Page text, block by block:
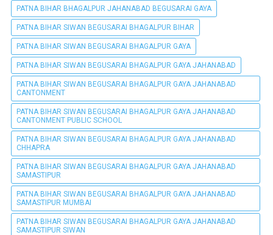
PATNA BIHAR BHAGALPUR JAHANABAD BEGUSARAI GAYA
PATNA BIHAR SIWAN BEGUSARAI BHAGALPUR BIHAR
PATNA BIHAR SIWAN BEGUSARAI BHAGALPUR GAYA
PATNA BIHAR SIWAN BEGUSARAI BHAGALPUR GAYA JAHANABAD
PATNA BIHAR SIWAN BEGUSARAI BHAGALPUR GAYA JAHANABAD
CANTONMENT
PATNA BIHAR SIWAN BEGUSARAI BHAGALPUR GAYA JAHANABAD
CANTONMENT PUBLIC SCHOOL
PATNA BIHAR SIWAN BEGUSARAI BHAGALPUR GAYA JAHANABAD
CHHAPRA
PATNA BIHAR SIWAN BEGUSARAI BHAGALPUR GAYA JAHANABAD
SAMASTIPUR
PATNA BIHAR SIWAN BEGUSARAI BHAGALPUR GAYA JAHANABAD
SAMASTIPUR MUMBAI
PATNA BIHAR SIWAN BEGUSARAI BHAGALPUR GAYA JAHANABAD
SAMASTIPUR SIWAN